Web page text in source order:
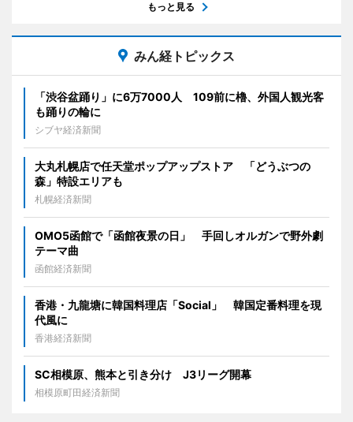
もっと見る
みん経トピックス
「渋谷盆踊り」に6万7000人 109前に櫓、外国人観光客
も踊りの輪に
シブヤ経済新聞
大丸札幌店で任天堂ポップアップストア 「どうぶつの
森」特設エリアも
札幌経済新聞
OMO5函館で「函館夜景の日」 手回しオルガンで野外劇
テーマ曲
函館経済新聞
香港・九龍塘に韓国料理店「Social」 韓国定番料理を現
代風に
香港経済新聞
SC相模原、熊本と引き分け J3リーグ開幕
相模原町田経済新聞